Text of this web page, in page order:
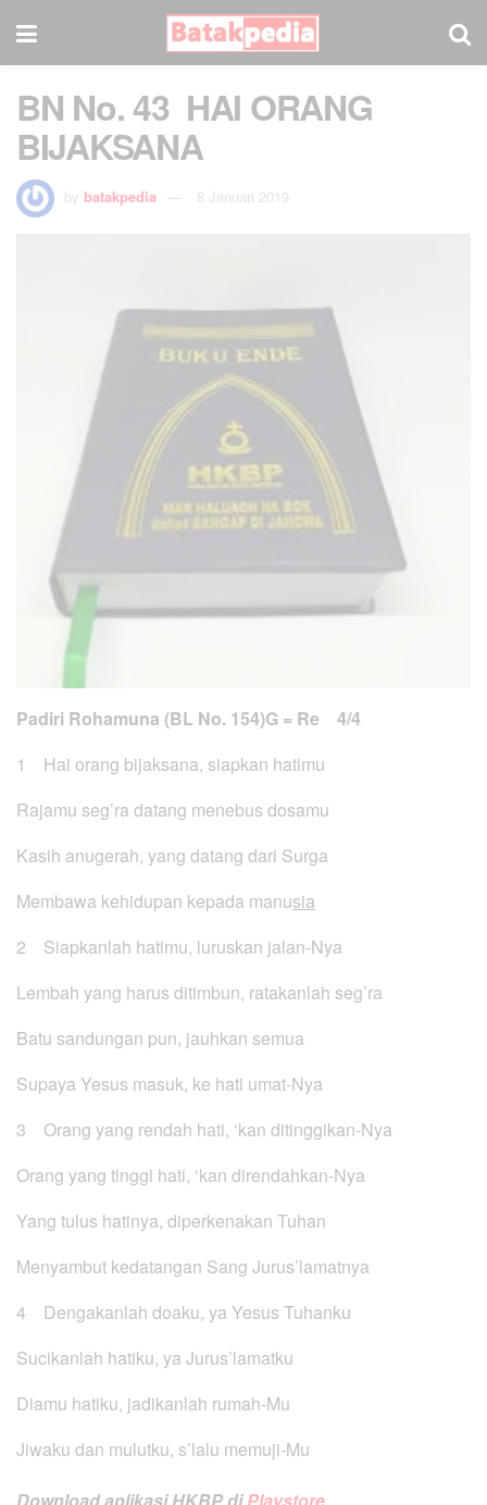
BN No. 43 HAI ORANG
BIJAKSANA
by batakpedia 8 Januari 2019
Padiri Rohamuna (BL No. 154)G = Re 4/4
1 Hai orang bijaksana, siapkan hatimu
Rajamu seg’ra datang menebus dosamu
Kasih anugerah, yang datang dari Surga
Membawa kehidupan kepada manusia
2 Siapkanlah hatimu, luruskan jalan-Nya
Lembah yang harus ditimbun, ratakanlah seg’ra
Batu sandungan pun, jauhkan semua
Supaya Yesus masuk, ke hati umat-Nya
3 Orang yang rendah hati, ‘kan ditinggikan-Nya
Orang yang tinggi hati, ‘kan direndahkan-Nya
Yang tulus hatinya, diperkenakan Tuhan
Menyambut kedatangan Sang Jurus’lamatnya
4 Dengakanlah doaku, ya Yesus Tuhanku
Sucikanlah hatiku, ya Jurus’lamatku
Diamu hatiku, jadikanlah rumah-Mu
Jiwaku dan mulutku, s’lalu memuji-Mu